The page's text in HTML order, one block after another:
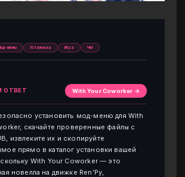
меню Установка Игра Чит
ОТВЕТ With Your Coworker →
установить мод-меню для With
скачайте проверенные файлы с
извлеките их и скопируйте
прямо в каталог установки вашей
With Your Coworker — это
новелла на движке Ren’Py,